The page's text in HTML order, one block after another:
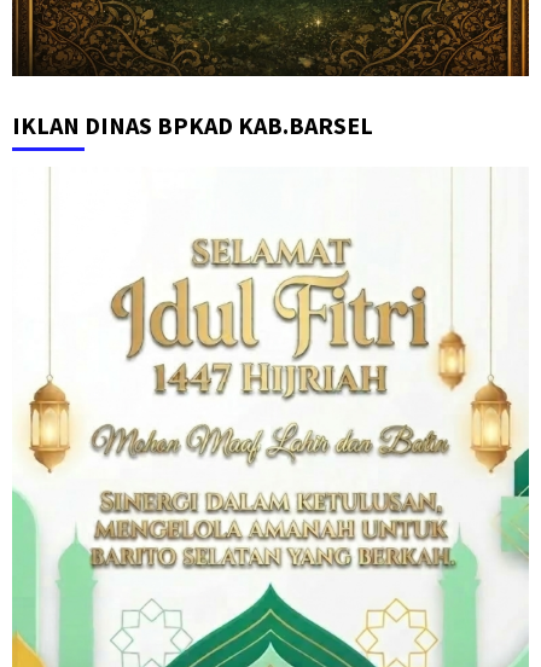
IKLAN DINAS BPKAD KAB.BARSEL